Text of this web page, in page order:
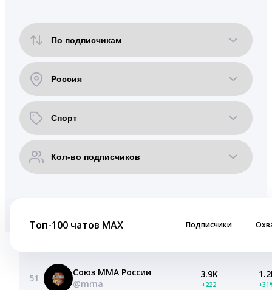
Топ-100 чатов MAX Подписчики
51
Союз ММА России
@mma
3.9K
+222